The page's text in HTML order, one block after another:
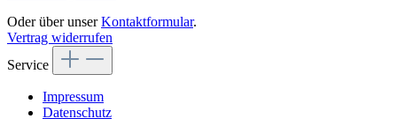
Oder über unserKontaktformular.
Vertrag widerrufen
Service
Impressum
Datenschutz